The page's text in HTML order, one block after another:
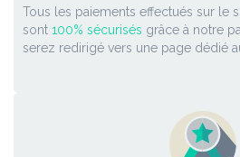
Tous les paiements effectués sur le
sont 100% sécurisés grâce à notre
serez redirigé vers une page dédié